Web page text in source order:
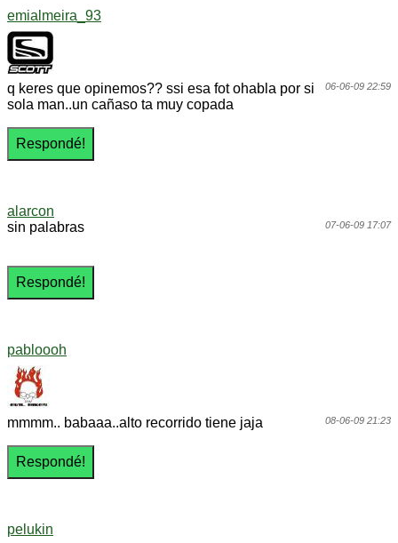
emialmeira_93
06-06-09 22:59
q keres que opinemos?? ssi esa fot ohabla por si
sola man..un cañaso ta muy copada
alarcon
07-06-09 17:07
sin palabras
pabloooh
08-06-09 21:23
mmmm.. babaaa..alto recorrido tiene jaja
pelukin